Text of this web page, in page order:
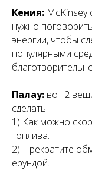
Кения: McKinsey
нужно
энергии, чтобы
популярными
Палау: вот 2
сделать:
1) Как можно
топлива.
2) Прекратите
ерундой.